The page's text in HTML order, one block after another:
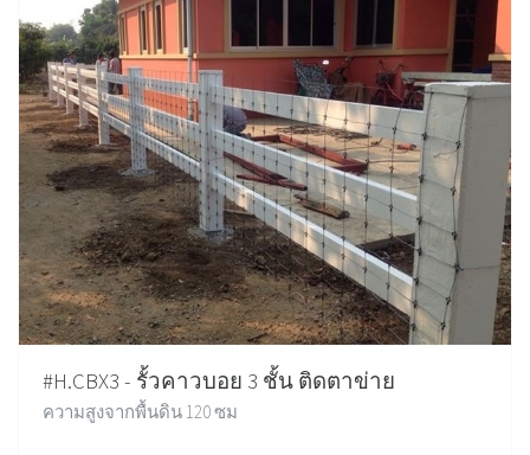
#H.CBX3 - รั้วคาวบอย 3 ชั้น ติดตาข่าย
ความสูงจากพื้นดิน 120 ซม